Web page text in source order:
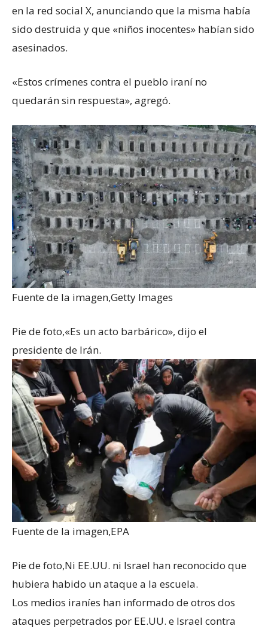
en la red social X, anunciando que la misma había
sido destruida y que «niños inocentes» habían sido
asesinados.
«Estos crímenes contra el pueblo iraní no
quedarán sin respuesta», agregó.
Fuente de la imagen,Getty Images
Pie de foto,«Es un acto barbárico», dijo el
presidente de Irán.
Fuente de la imagen,EPA
Pie de foto,Ni EE.UU. ni Israel han reconocido que
hubiera habido un ataque a la escuela.
Los medios iraníes han informado de otros dos
ataques perpetrados por EE.UU. e Israel contra